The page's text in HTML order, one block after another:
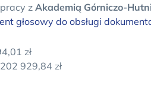
zAkademią Górniczo-
głosowy do obsługi
zł
929,84 zł